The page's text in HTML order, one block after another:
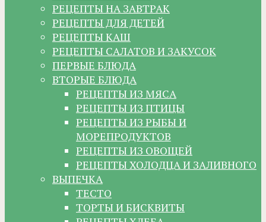
РЕЦЕПТЫ НА ЗАВТРАК
РЕЦЕПТЫ ДЛЯ ДЕТЕЙ
РЕЦЕПТЫ КАШ
РЕЦЕПТЫ САЛАТОВ И ЗАКУСОК
ПЕРВЫЕ БЛЮДА
ВТОРЫЕ БЛЮДА
РЕЦЕПТЫ ИЗ МЯСА
РЕЦЕПТЫ ИЗ ПТИЦЫ
РЕЦЕПТЫ ИЗ РЫБЫ И
МОРЕПРОДУКТОВ
РЕЦЕПТЫ ИЗ ОВОЩЕЙ
РЕЦЕПТЫ ХОЛОДЦА И ЗАЛИВНОГО
ВЫПЕЧКА
ТЕСТО
ТОРТЫ И БИСКВИТЫ